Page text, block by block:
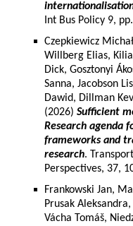
Int Bus Policy 9,
Czepkiewicz
Willberg Elias,
Dick, Gosztonyi
Sanna, Jacobson
Dawid, Dillman
(2026) Sufficient
Research agenda
frameworks and
research.
Perspectives, 37,
Frankowski Jan,
Prusak
Vácha Tomáš,